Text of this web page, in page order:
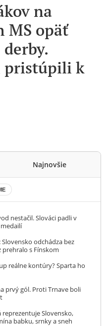
na
MS opäť
pristúpili k
Najnovšie
nestačil. Slováci padli v
odchádza bez
prehralo s Fínskom
reálne kontúry? Sparta ho
prvý gól. Proti Trnave boli
reprezentuje Slovensko,
babku, srnky a sneh